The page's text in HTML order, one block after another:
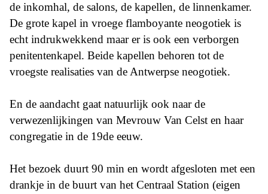
de inkomhal, de salons, de kapellen, de linnenkamer.
De grote kapel in vroege flamboyante neogotiek is
echt indrukwekkend maar er is ook een verborgen
penitentenkapel. Beide kapellen behoren tot de
vroegste realisaties van de Antwerpse neogotiek.
En de aandacht gaat natuurlijk ook naar de
verwezenlijkingen van Mevrouw Van Celst en haar
congregatie in de 19de eeuw.
Het bezoek duurt 90 min en wordt afgesloten met een
drankje in de buurt van het Centraal Station (eigen